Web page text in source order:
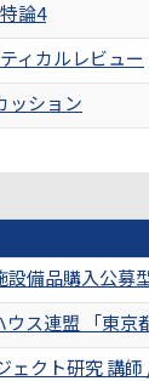
論4
ィカルレビュー
ッション
備品購入公募
ス連盟 「東
ェクト研究 講師